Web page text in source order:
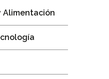
Alimentación